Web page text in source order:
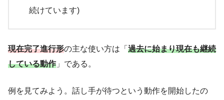
続けています)
現在完了進行形の主な使い方は「 過去に始まり現在も継続
している動作」である。
例を見てみよう。話し手が待つという動作を開始したの